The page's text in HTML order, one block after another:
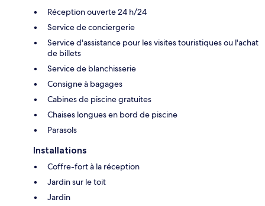
Réception ouverte 24 h/24
Service de conciergerie
Service d'assistance pour les visites touristiques ou l'achat
de billets
Service de blanchisserie
Consigne à bagages
Cabines de piscine gratuites
Chaises longues en bord de piscine
Parasols
Installations
Coffre-fort à la réception
Jardin sur le toit
Jardin